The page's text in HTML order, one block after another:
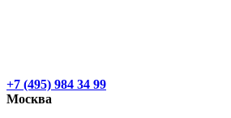
+7 (495) 984 34 99
Москва